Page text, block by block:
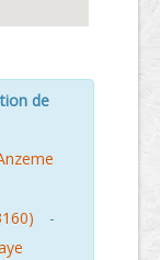
de
-